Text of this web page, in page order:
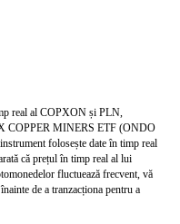
real al COPXON și PLN,
COPPER MINERS ETF (ONDO
folosește date în timp real
că prețul în timp real al lui
fluctuează frecvent, vă
de a tranzacționa pentru a